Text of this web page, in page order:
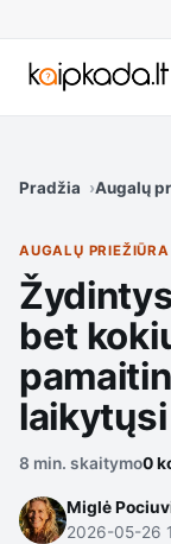
Pradžia Augalų
AUGALŲ
bet
8 min. skaitymo0
Miglė
2026-05-26